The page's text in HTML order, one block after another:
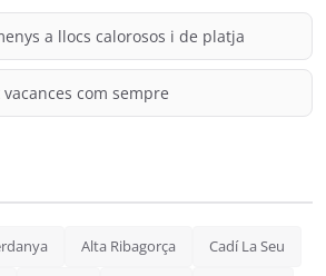
a llocs calorosos i de platja
com sempre
Alta Ribagorça Cadí La Seu